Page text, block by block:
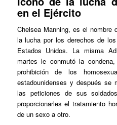
en el Ejército
Chelsea Manning, es el nombre
la lucha por los derechos de
Estados Unidos. La misma
martes le conmutó la
prohibición de los
estadounidenses y después se
las peticiones de sus
proporcionarles el tratamiento
de un sexo a otro.